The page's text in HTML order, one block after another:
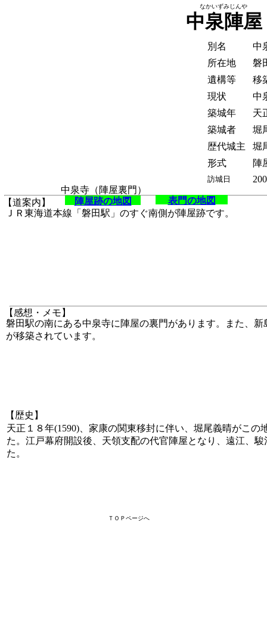
表門の地図
陣屋跡の地図
中泉陣屋
別名
中
所在地
磐
遺構等
移
現状
中
築城年
天
築城者
堀
歴代城主
堀
形式
陣
訪城日
【道案内】
【感想・メモ】
なかいずみじんや
【歴史】
ＴＯＰページへ
ＪＲ東海道本線「磐田駅」のすぐ南側が陣屋跡です。
磐田駅の南にある中泉寺に陣屋の裏門があります。また、
が移築されています。
天正１８年(1590)、家康の関東移封に伴い、堀尾義晴がこの
た。江戸幕府開設後、天領支配の代官陣屋となり、遠江、
た。
中泉寺（陣屋裏門）